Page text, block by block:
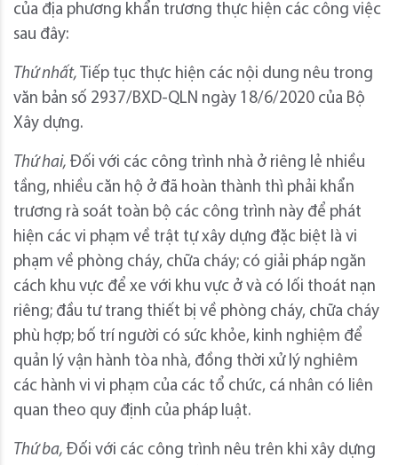
của địa phương khẩn trương thực hiện các công việc
sau đây:
Thứ nhất, Tiếp tục thực hiện các nội dung nêu trong
văn bản số 2937/BXD-QLN ngày 18/6/2020 của Bộ
Xây dựng.
Thứ hai, Đối với các công trình nhà ở riêng lẻ nhiều
tầng, nhiều căn hộ ở đã hoàn thành thì phải khẩn
trương rà soát toàn bộ các công trình này để phát
hiện các vi phạm về trật tự xây dựng đặc biệt là vi
phạm về phòng cháy, chữa cháy; có giải pháp ngăn
cách khu vực để xe với khu vực ở và có lối thoát nạn
riêng; đầu tư trang thiết bị về phòng cháy, chữa cháy
phù hợp; bố trí người có sức khỏe, kinh nghiệm để
quản lý vận hành tòa nhà, đồng thời xử lý nghiêm
các hành vi vi phạm của các tổ chức, cá nhân có liên
quan theo quy định của pháp luật.
Thứ ba, Đối với các công trình nêu trên khi xây dựng